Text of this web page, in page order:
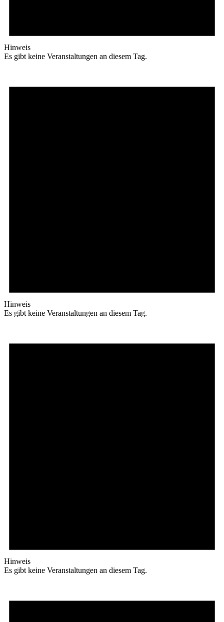
Hinweis
Es gibt keine Veranstaltungen an diesem Tag.
Hinweis
Es gibt keine Veranstaltungen an diesem Tag.
Hinweis
Es gibt keine Veranstaltungen an diesem Tag.